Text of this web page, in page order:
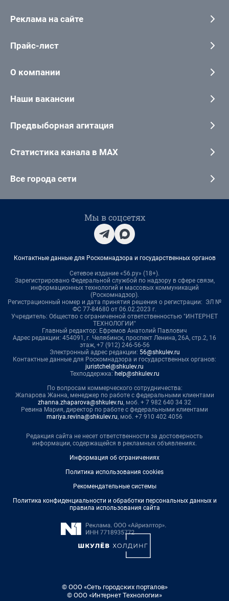
Реклама на сайте
Прайс-лист
О компании
Наши вакансии
Предвыборная агитация
Статистика канала в MAX
Все города сети
Мы в соцсетях
Контактные данные для Роскомнадзора и государственных органов
Сетевое издание «56.ру» (18+).
Зарегистрировано Федеральной службой по надзору в сфере связи,
информационных технологий и массовых коммуникаций
(Роскомнадзор).
Регистрационный номер и дата принятия решения о регистрации: ЭЛ №
ФС 77-84680 от 06.02.2023 г.
Учредитель: Общество с ограниченной ответственностью "ИНТЕРНЕТ
ТЕХНОЛОГИИ"
Главный редактор: Ефремов Анатолий Павлович
Адрес редакции: 454091, г. Челябинск, проспект Ленина, 26А, стр.2, 16
этаж, +7 (912) 246-56-56
Электронный адрес редакции: 56@shkulev.ru
Контактные данные для Роскомнадзора и государственных органов:
juristchel@shkulev.ru
Техподдержка: help@shkulev.ru
По вопросам коммерческого сотрудничества:
Жапарова Жанна, менеджер по работе с федеральными клиентами
zhanna.zhaparova@shkulev.ru, моб. + 7 982 640 34 32
Ревина Мария, директор по работе с федеральными клиентами
mariya.revina@shkulev.ru, моб. +7 910 402 4056
Редакция сайта не несет ответственности за достоверность
информации, содержащейся в рекламных объявлениях.
Информация об ограничениях
Политика использования cookies
Рекомендательные системы
Политика конфиденциальности и обработки персональных данных и
правила использования сайта
© ООО «Сеть городских порталов»
© ООО «Интернет Технологии»